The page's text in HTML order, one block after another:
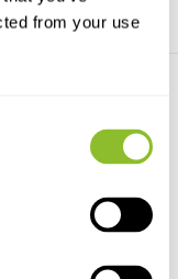
from your use
Guide Western
de provincies